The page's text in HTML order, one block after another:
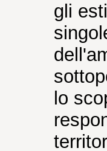
gli
lo